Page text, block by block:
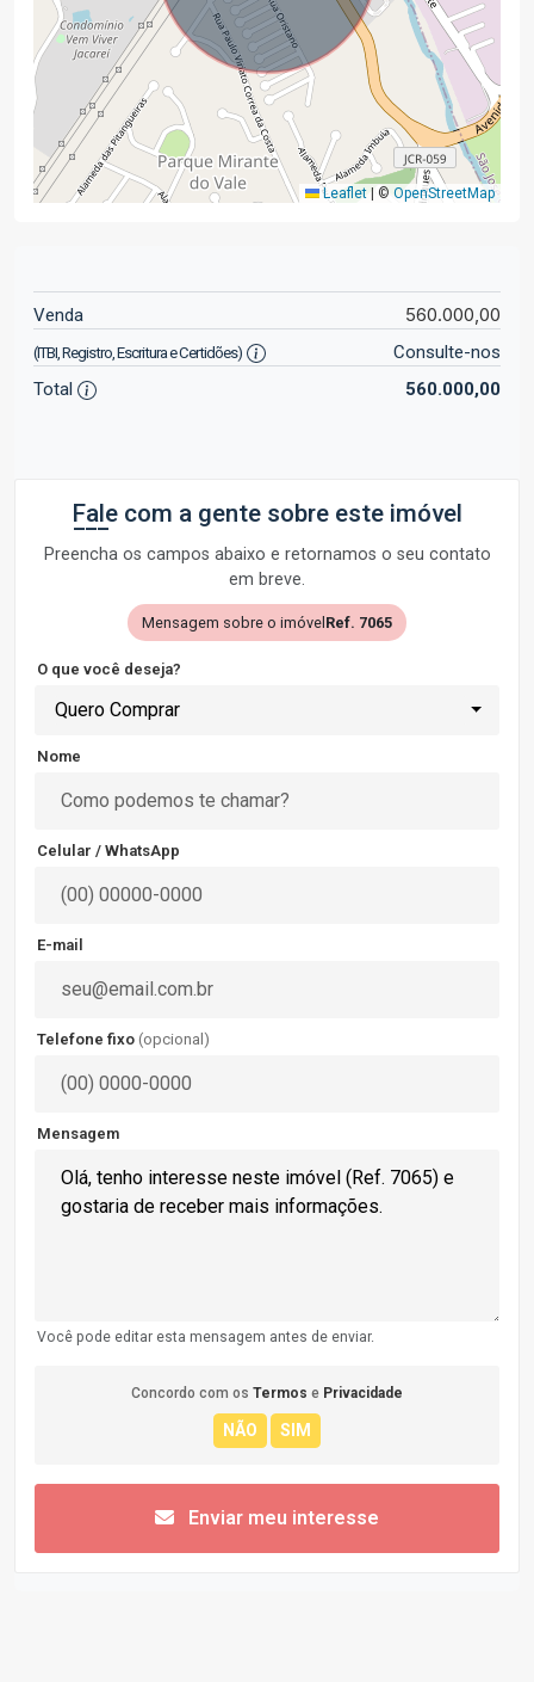
Leaflet © OpenStreetMap
Venda 560.000,00
(ITBI, Registro, Escritura e Certidões)
Consulte-nos
Total
560.000,00
Fale com a gente sobre este imóvel
Preencha os campos abaixo e retornamos o seu contato
em breve.
Mensagem sobre o imóvel Ref. 7065
O que você deseja?
Quero Comprar
Nome
Celular / WhatsApp
E-mail
Telefone fixo (opcional)
Mensagem
Você pode editar esta mensagem antes de enviar.
Concordo com os Termos e Privacidade
Enviar meu interesse